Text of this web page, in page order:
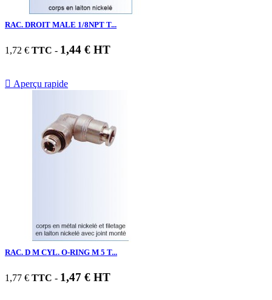
RAC. DROIT MALE 1/8NPT T...
1,72 € TTC - 1,44 € HT
 Aperçu rapide
RAC. D M CYL. O-RING M 5 T...
1,77 € TTC - 1,47 € HT